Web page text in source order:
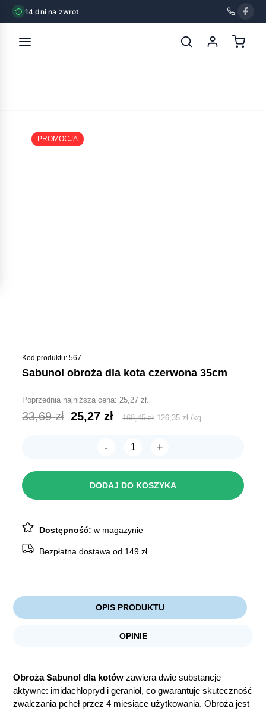
14 dni na zwrot
POWRÓT
PROMOCJA
Kod produktu: 567
sabunol obroża dla kota czerwona 35cm
Poprzednia najniższa cena:25,27zł.
33,69zł Pierwotna
wynosiła:
33,69 zł.
25,27złAktualna
wynosi:
25,27 zł.
168,45zł 126,35zł /kg
-
ilość
kota
+
DODAJ DO KOSZYKA
Dostępność:w magazynie
Bezpłatna dostawa od 149 zł
OPIS PRODUKTU
OPINIE
Obroża Sabunol dla kotów zawiera dwie substancje
aktywne: imidachlopryd i geraniol, co gwarantuje skuteczność
zwalczania pcheł przez 4 miesiące użytkowania. Obroża jest